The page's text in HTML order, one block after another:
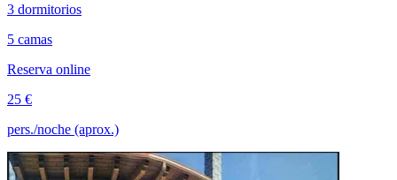
3 dormitorios
5 camas
Reserva online
25 €
pers./noche (aprox.)